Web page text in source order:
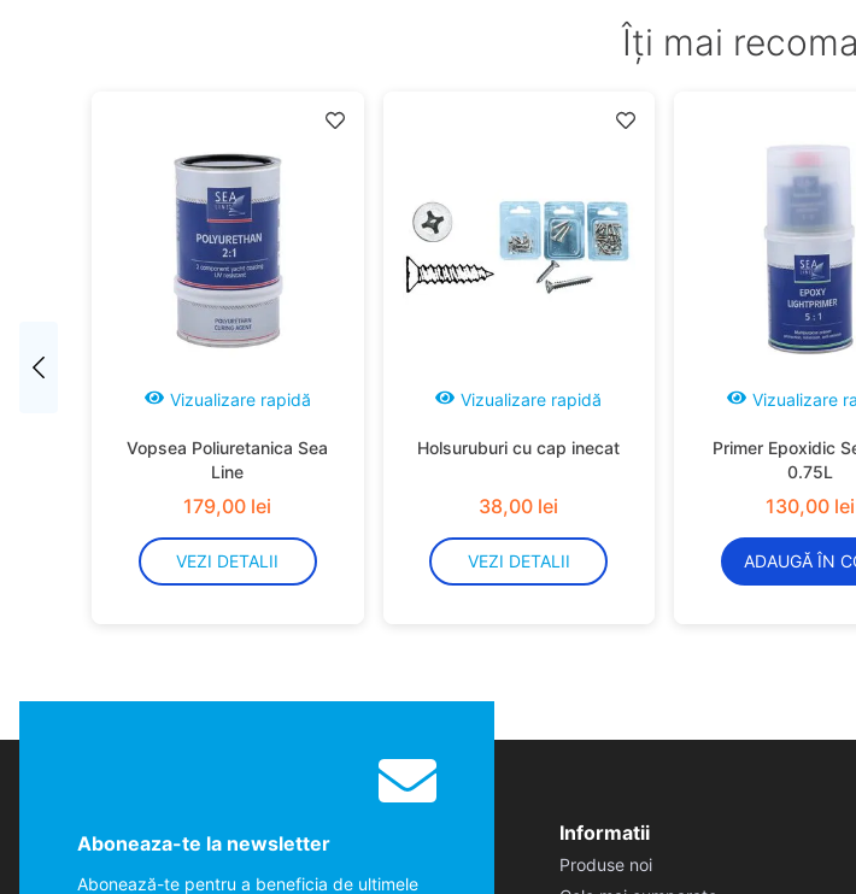
Îți mai
Vizualizare rapidă
Vopsea Poliuretanica Sea
Line
179,00 lei
VEZI DETALII
Vizualizare rapidă
Holsuruburi cu cap inecat
38,00 lei
VEZI DETALII
Vizualizare
Primer Epoxidic
0.75L
130,00 lei
ADAUGĂ ÎN
Aboneaza-te la newsletter
Abonează-te pentru a beneficia de ultimele
Informatii
Produse noi